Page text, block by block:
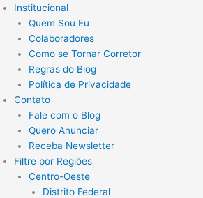
Institucional
Quem Sou Eu
Colaboradores
Como se Tornar Corretor
Regras do Blog
Política de Privacidade
Contato
Fale com o Blog
Quero Anunciar
Receba Newsletter
Filtre por Regiões
Centro-Oeste
Distrito Federal